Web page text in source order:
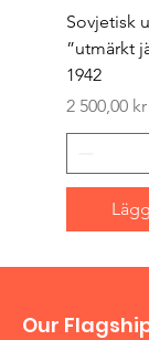
Sovjetisk
”utmärkt
1942
Pris
2 500,00 kr
Our